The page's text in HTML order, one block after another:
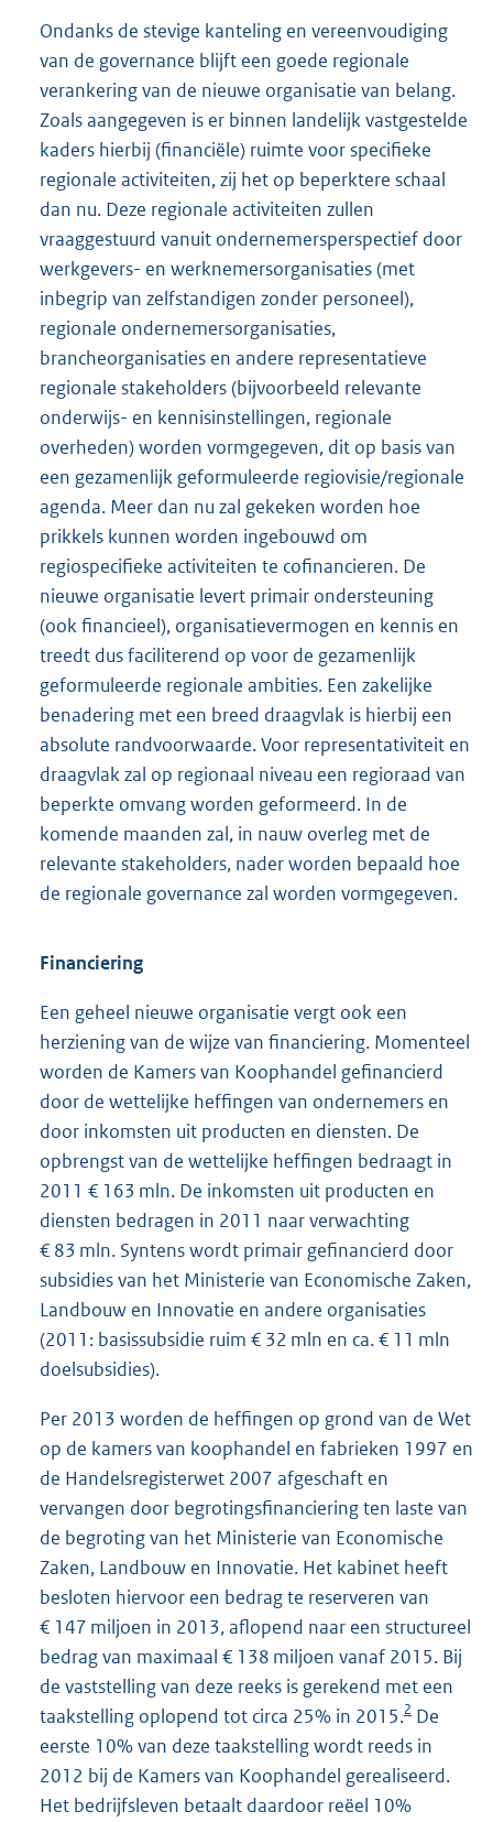
Ondanks de stevige kanteling en vereenvoudiging
van de governance blijft een goede regionale
verankering van de nieuwe organisatie van belang.
Zoals aangegeven is er binnen landelijk vastgestelde
kaders hierbij (financiële) ruimte voor specifieke
regionale activiteiten, zij het op beperktere schaal
dan nu. Deze regionale activiteiten zullen
vraaggestuurd vanuit ondernemersperspectief door
werkgevers- en werknemersorganisaties (met
inbegrip van zelfstandigen zonder personeel),
regionale ondernemersorganisaties,
brancheorganisaties en andere representatieve
regionale stakeholders (bijvoorbeeld relevante
onderwijs- en kennisinstellingen, regionale
overheden) worden vormgegeven, dit op basis van
een gezamenlijk geformuleerde regiovisie/regionale
agenda. Meer dan nu zal gekeken worden hoe
prikkels kunnen worden ingebouwd om
regiospecifieke activiteiten te cofinancieren. De
nieuwe organisatie levert primair ondersteuning
(ook financieel), organisatievermogen en kennis en
treedt dus faciliterend op voor de gezamenlijk
geformuleerde regionale ambities. Een zakelijke
benadering met een breed draagvlak is hierbij een
absolute randvoorwaarde. Voor representativiteit en
draagvlak zal op regionaal niveau een regioraad van
beperkte omvang worden geformeerd. In de
komende maanden zal, in nauw overleg met de
relevante stakeholders, nader worden bepaald hoe
de regionale governance zal worden vormgegeven.
Financiering
Een geheel nieuwe organisatie vergt ook een
herziening van de wijze van financiering. Momenteel
worden de Kamers van Koophandel gefinancierd
door de wettelijke heffingen van ondernemers en
door inkomsten uit producten en diensten. De
opbrengst van de wettelijke heffingen bedraagt in
2011 € 163 mln. De inkomsten uit producten en
diensten bedragen in 2011 naar verwachting
€ 83 mln. Syntens wordt primair gefinancierd door
subsidies van het Ministerie van Economische Zaken,
Landbouw en Innovatie en andere organisaties
(2011: basissubsidie ruim € 32 mln en ca. € 11 mln
doelsubsidies).
Per 2013 worden de heffingen op grond van de Wet
op de kamers van koophandel en fabrieken 1997 en
de Handelsregisterwet 2007 afgeschaft en
vervangen door begrotingsfinanciering ten laste van
de begroting van het Ministerie van Economische
Zaken, Landbouw en Innovatie. Het kabinet heeft
besloten hiervoor een bedrag te reserveren van
€ 147 miljoen in 2013, aflopend naar een structureel
bedrag van maximaal € 138 miljoen vanaf 2015. Bij
de vaststelling van deze reeks is gerekend met een
taakstelling oplopend tot circa 25% in 2015.2 De
eerste 10% van deze taakstelling wordt reeds in
2012 bij de Kamers van Koophandel gerealiseerd.
Het bedrijfsleven betaalt daardoor reëel 10%